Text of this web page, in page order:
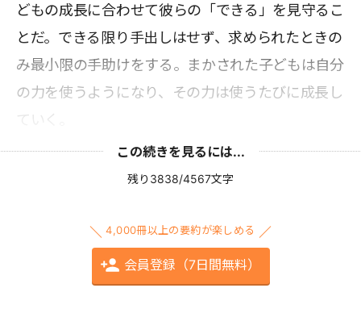
どもの成長に合わせて彼らの「できる」を見守るこ
とだ。できる限り手出しはせず、求められたときの
み最小限の手助けをする。まかされた子どもは自分
の力を使うようになり、その力は使うたびに成長し
ていく。
この続きを見るには...
残り3838/4567文字
4,000冊以上の要約が楽しめる
会員登録（7日間無料）